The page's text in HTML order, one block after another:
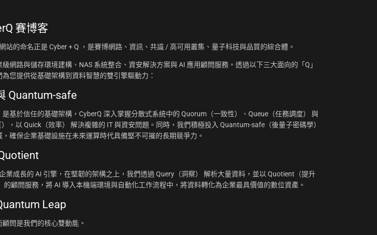
賽博客
站的命名正是 Cyber + Q ，是賽博網路、資訊、共識 / 高可用叢集、量子科技與品質的綜合體。
網路與儲存環境建構、NAS 系統整合、資安解決方案與 AI 應用顧問服務。透過以下三大面向的「Q」
您提供從基礎架構到資料智慧的雙引擎驅動力：
Quantum-safe
基於信任的基礎架構，CyberQ 深入掌握分散式系統中的 Quorum（一致性）、Queue（任務調度） 與
，以 Quick（效率） 解決複雜的 IT 與資安問題。同時，我們積極投入 Quantum-safe（後量子密碼學）
確保企業基礎設施在未來運算時代具備堅不可摧的長期競爭力。
業成長的 AI 引擎，在堅韌的架構之上，我們透過 Query（洞察） 解析大量資料，並以 Quotient（提升
的顧問服務，將 AI 導入本機端環境與自動化工作流程中，將資料轉化為企業最具價值的數位資產。
Leap
問是我們的核心雙動能。